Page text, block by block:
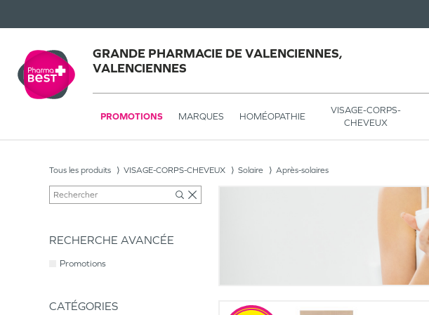
GRANDE PHARMACIE DE VALENCIENNES,
VALENCIENNES
PROMOTIONS MARQUES HOMÉOPATHIE
VISAGE-CORPS-
CHEVEUX
Tous les produits VISAGE-CORPS-CHEVEUX Solaire Après-solaires
RECHERCHE AVANCÉE
Promotions
CATÉGORIES